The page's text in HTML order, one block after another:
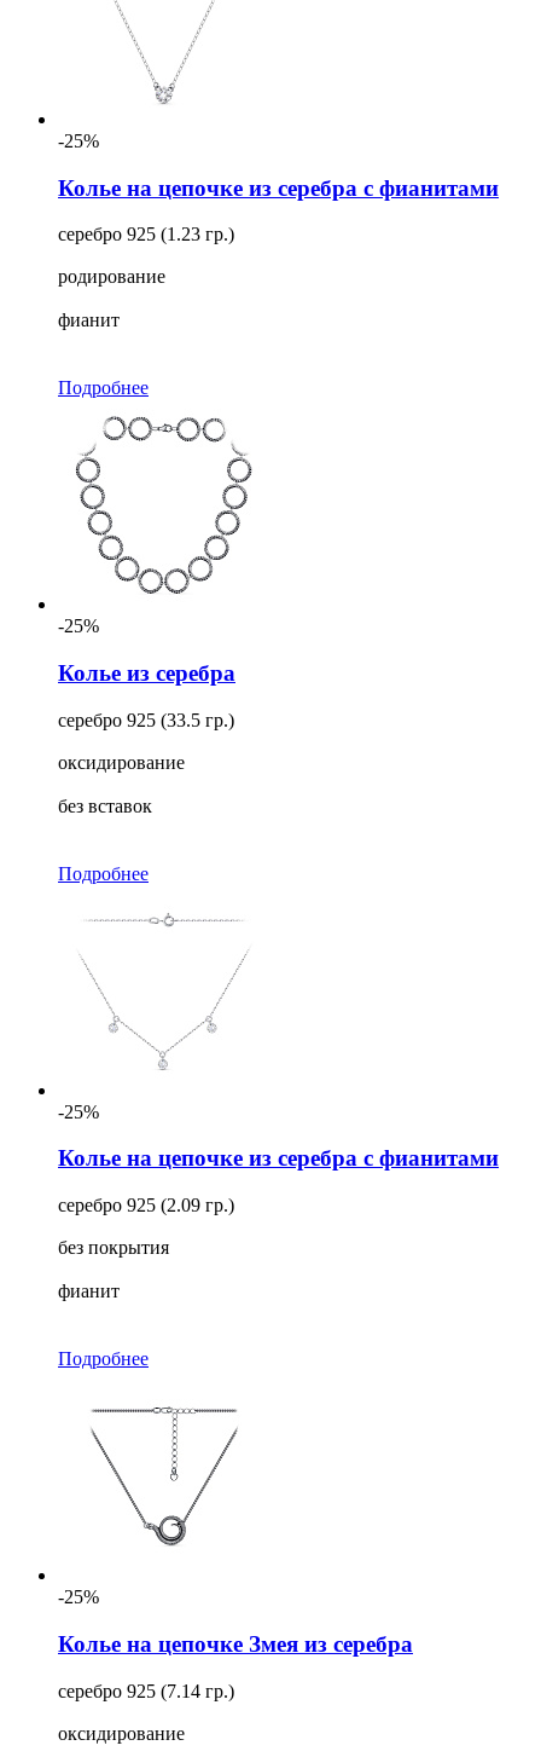
-25%
Колье на цепочке из серебра с фианитами
серебро 925 (1.23 гр.)
родирование
фианит
Подробнее
-25%
Колье из серебра
серебро 925 (33.5 гр.)
оксидирование
без вставок
Подробнее
-25%
Колье на цепочке из серебра с фианитами
серебро 925 (2.09 гр.)
без покрытия
фианит
Подробнее
-25%
Колье на цепочке Змея из серебра
серебро 925 (7.14 гр.)
оксидирование